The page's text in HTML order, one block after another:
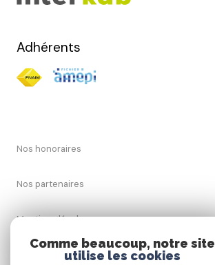
Adhérents
Nos honoraires
Nos partenaires
Mentions légales
Comme beaucoup, notre site
utilise les cookies